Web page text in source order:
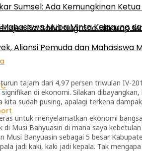
Irjen Pol Sandi Nugroho Diharap
Sumsel: Ada Kemungkinan
Muba Minta Kejagung
Aliansi Pemuda dan
tajam dari 4,97 persen triwulan IV-
di ekonomi. Silakan
kita sudah pusing, apalagi terkena
untuk menyelamatkan ekonomi
Musi Banyuasin di mana saya
Musi Banyuasin sebagai 5 besar
jadi kaki, kaki jadi kepala. Tak